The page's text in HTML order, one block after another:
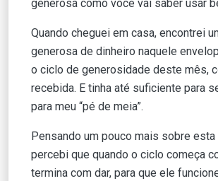
generosa como você vai saber usar
Quando cheguei em casa, encontrei
generosa de dinheiro naquele
o ciclo de generosidade deste mês,
recebida. E tinha até suficiente para
para meu “pé de meia”.
Pensando um pouco mais sobre esta
percebi que quando o ciclo começa
termina com dar, para que ele